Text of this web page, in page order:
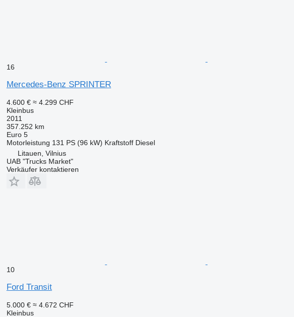
16
Mercedes-Benz SPRINTER
4.600 € ≈ 4.299 CHF
Kleinbus
2011
357.252 km
Euro 5
Motorleistung 131 PS (96 kW) Kraftstoff Diesel
Litauen, Vilnius
UAB "Trucks Market"
Verkäufer kontaktieren
10
Ford Transit
5.000 € ≈ 4.672 CHF
Kleinbus